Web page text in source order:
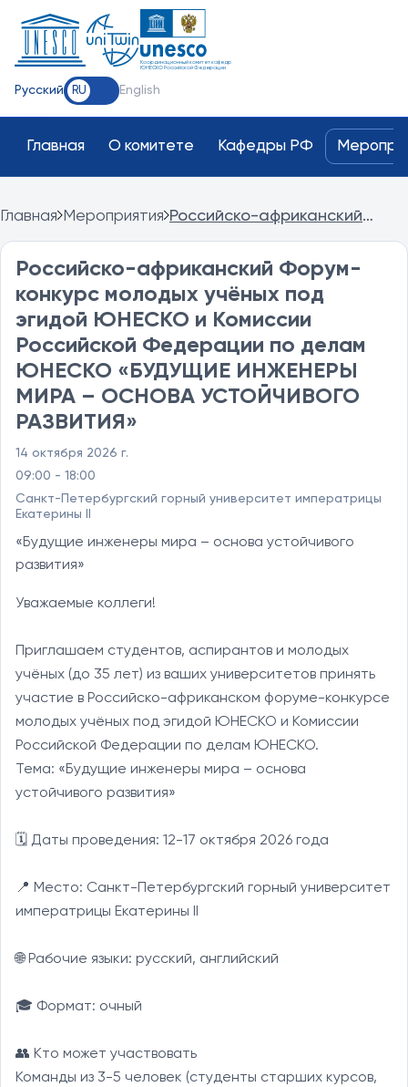
Координационный комитет кафедр
ЮНЕСКО Российской Федерации
Русский RU English
Главная О комитете Кафедры РФ
Главная Мероприятия Российско-африканский
учёных под эгидой ЮНЕСКО и
Комиссии Российской
Федерации по делам
ЮНЕСКО «БУДУЩИЕ
УСТОЙЧИВОГО РАЗВИТИЯ»
Российско-африканский Форум-
конкурс молодых учёных под
эгидой ЮНЕСКО и Комиссии
Российской Федерации по делам
ЮНЕСКО «БУДУЩИЕ ИНЖЕНЕРЫ
МИРА – ОСНОВА УСТОЙЧИВОГО
РАЗВИТИЯ»
14 октября 2026 г.
09:00 - 18:00
Санкт-Петербургский горный университет императрицы
Екатерины II
«Будущие инженеры мира – основа устойчивого
развития»
Уважаемые коллеги!
Приглашаем студентов, аспирантов и молодых
учёных (до 35 лет) из ваших университетов принять
участие в Российско-африканском форуме-конкурсе
молодых учёных под эгидой ЮНЕСКО и Комиссии
Российской Федерации по делам ЮНЕСКО.
Тема: «Будущие инженеры мира – основа
устойчивого развития»
🗓 Даты проведения: 12-17 октября 2026 года
📍 Место: Санкт-Петербургский горный университет
императрицы Екатерины II
🌐 Рабочие языки: русский, английский
🎓 Формат: очный
👥 Кто может участвовать
Команды из 3-5 человек (студенты старших курсов,